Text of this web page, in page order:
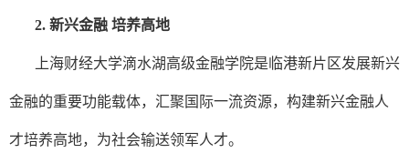
2. 新兴金融 培养高地
上海财经大学滴水湖高级金融学院是临港新片区发展新兴
金融的重要功能载体，汇聚国际一流资源，构建新兴金融人
才培养高地，为社会输送领军人才。